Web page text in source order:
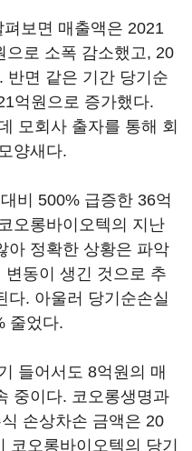
보면 매출액은 2021
으로 소폭 감소했고, 20
반면 같은 기간 당기순
억원으로 증가했다.
모회사 출자를 통해 회
양새다.
비 500% 급증한 36억
오롱바이오텍의 지난
아 정확한 상황은 파악
동이 생긴 것으로 추
다. 아울러 당기순손실
줄었다.
들어서도 8억원의 매
중이다. 코오롱생명과
손상차손 금액은 20
코오롱바이오텍의 당기